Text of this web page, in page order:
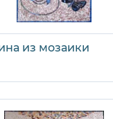
из мозаики